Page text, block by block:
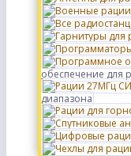
обеспечение для
диапазона